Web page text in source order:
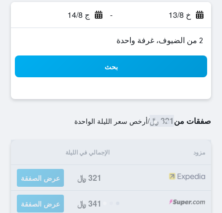
خ 13/8 - ج 14/8
2 من الضيوف، غرفة واحدة
بحث
صفقات من321 ﷼ /أرخص سعر الليلة الواحدة
مزود الإجمالي في الليلة
321 ﷼ عرض الصفقة
341 ﷼ عرض الصفقة